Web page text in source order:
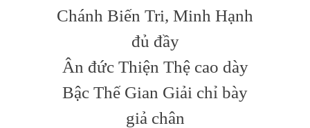
Chánh Biến Tri, Minh Hạnh
đủ đầy
Ân đức Thiện Thệ cao dày
Bậc Thế Gian Giải chỉ bày
giả chân